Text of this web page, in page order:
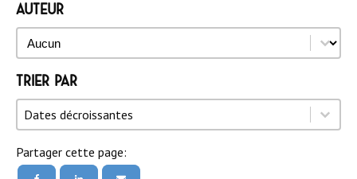
Auteur
Auteur
Auteur
Trier par
Trier par
Trier par
Dates décroissantes
Trier par
Partager cette page: